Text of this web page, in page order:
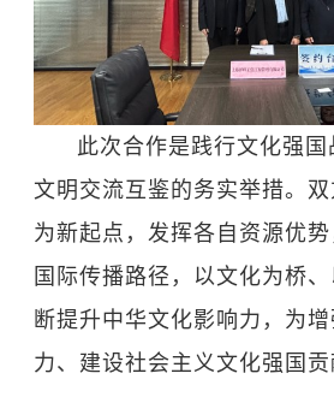
此次合作是践行文化强
文明交流互鉴的务实举措。
为新起点，发挥各自资源优
国际传播路径，以文化为桥
断提升中华文化影响力，为
力、建设社会主义文化强国贡